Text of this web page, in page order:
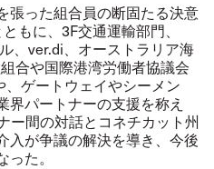
張った組合員の断固たる決意
もに、 3F交通運輸部門、
ver.di、オーストラリア海
合や国際港湾労働者協議会
ゲートウェイやシーメン
界パートナーの支援を称え
ー間の対話とコネチカット州
入が争議の解決を導き、今後
た。